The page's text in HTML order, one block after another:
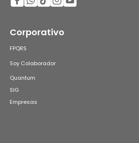
Corporativo
FPQRS
Soy Colaborador
Quantum
SIG
Empresas